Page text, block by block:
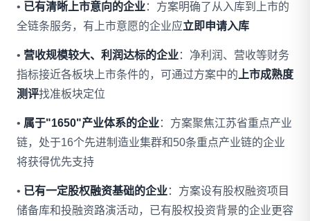
• 已有清晰上市意向的企业：方案明确了从入库到上市的
全链条服务，有上市意愿的企业应立即申请入库
• 营收规模较大、利润达标的企业：净利润、营收等财务
指标接近各板块上市条件的，可通过方案中的 上市成熟度
测评找准板块定位
• 属于"1650"产业体系的企业：方案聚焦江苏省重点产业
链，处于16个先进制造业集群和50条重点产业链的企业
将获得优先支持
• 已有一定股权融资基础的企业：方案设有股权融资项目
储备库和投融资路演活动，已有股权投资背景的企业更容